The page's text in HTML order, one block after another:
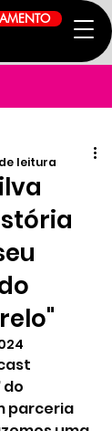
leitura
do
parceria